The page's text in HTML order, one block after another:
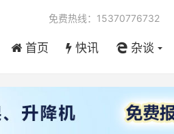
首页 快讯 杂谈
免费热线：15370776732